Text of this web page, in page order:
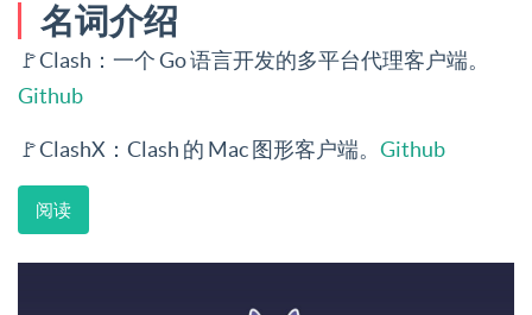
名词介绍
🚩Clash：一个 Go 语言开发的多平台代理客户端。
Github
🚩ClashX：Clash 的 Mac 图形客户端。 Github
阅读